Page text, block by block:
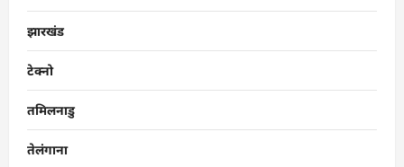
झारखंड
टेक्नो
तमिलनाडु
तेलंगाना